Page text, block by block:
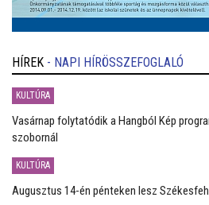
HÍREK - NAPI HÍRÖSSZEFOGLALÓ
KULTÚRA
Vasárnap folytatódik a Hangból Kép
szobornál
KULTÚRA
Augusztus 14-én pénteken lesz